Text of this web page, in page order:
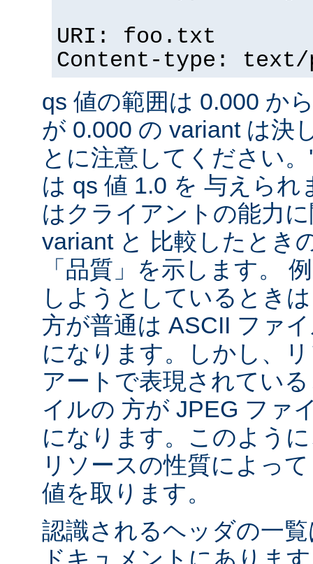
URI: foo.txt
Content-type:
qs 値の範囲は 0.000 か
が 0.000 の variant は決
とに注意してください
は qs 値 1.0 を 与えら
はクライアントの能力
variant と 比較したとき
「品質」を示します。
しようとしているとき
方が普通は ASCII ファ
になります。しかし、
アートで表現されてい
イルの 方が JPEG ファ
になります。このよう
リソースの性質によっ
値を取ります。
認識されるヘッダの一
ドキュメントにありま